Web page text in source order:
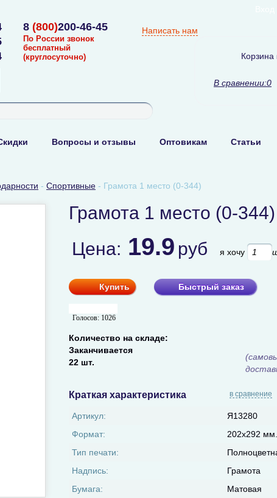
8 (800)200-46-45
По России звонок
бесплатный
(круглосуточно)
Написать нам
Корзина
В сравнении:0
Вопросы и отзывы Оптовикам Статьи
- Спортивные - Грамота 1 место (0-344)
Грамота 1 место (0-344)
Цена: 19.9 руб я хочу
Купить Быстрый заказ
Голосов: 1026
Количество на складе:
Заканчивается
22 шт.
Краткая характеристика в сравнение
Артикул:
Я13280
Формат:
202х292 мм.
Тип печати:
Надпись:
Грамота
Бумага:
Матовая